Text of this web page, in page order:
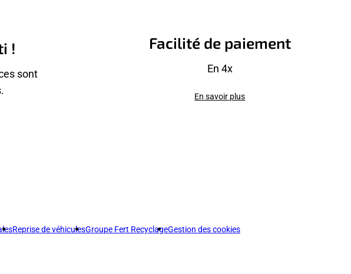
!
sont
Facilité de paiement
En 4x
En savoir plus
Reprise de véhiculesGroupe Fert RecyclageGestion des cookies